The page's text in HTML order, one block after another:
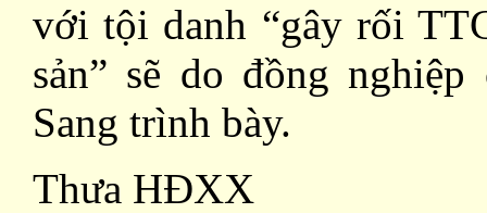
với tội danh “gây rối
sản” sẽ do đồng
Sang trình bày.
Thưa HĐXX